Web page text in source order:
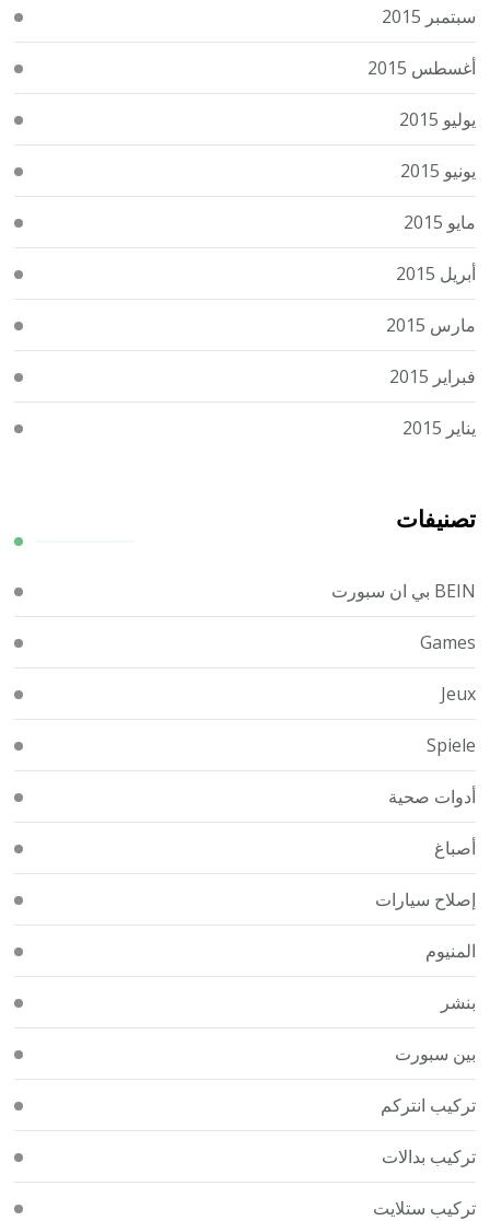
سبتمبر 2015
أغسطس 2015
يوليو 2015
يونيو 2015
مايو 2015
أبريل 2015
مارس 2015
فبراير 2015
يناير 2015
تصنيفات
BEIN بي ان سبورت
Games
Jeux
Spiele
أدوات صحية
أصباغ
إصلاح سيارات
المنيوم
بنشر
بين سبورت
تركيب انتركم
تركيب بدالات
تركيب ستلايت